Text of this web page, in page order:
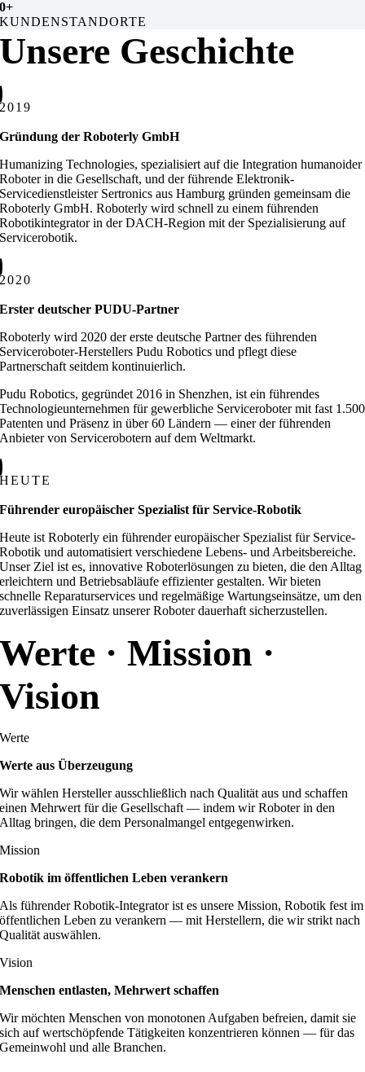
0+
KUNDENSTANDORTE
Unsere Geschichte
2019
Gründung der Roboterly GmbH
Humanizing Technologies, spezialisiert auf die Integration humanoider
Roboter in die Gesellschaft, und der führende Elektronik-
Servicedienstleister Sertronics aus Hamburg gründen gemeinsam die
Roboterly GmbH. Roboterly wird schnell zu einem führenden
Robotikintegrator in der DACH-Region mit der Spezialisierung auf
Servicerobotik.
2020
Erster deutscher PUDU-Partner
Roboterly wird 2020 der erste deutsche Partner des führenden
Serviceroboter-Herstellers Pudu Robotics und pflegt diese
Partnerschaft seitdem kontinuierlich.
Pudu Robotics, gegründet 2016 in Shenzhen, ist ein führendes
Technologieunternehmen für gewerbliche Serviceroboter mit fast 1.500
Patenten und Präsenz in über 60 Ländern — einer der führenden
Anbieter von Servicerobotern auf dem Weltmarkt.
HEUTE
Führender europäischer Spezialist für Service-Robotik
Heute ist Roboterly ein führender europäischer Spezialist für Service-
Robotik und automatisiert verschiedene Lebens- und Arbeitsbereiche.
Unser Ziel ist es, innovative Roboterlösungen zu bieten, die den Alltag
erleichtern und Betriebsabläufe effizienter gestalten. Wir bieten
schnelle Reparaturservices und regelmäßige Wartungseinsätze, um den
zuverlässigen Einsatz unserer Roboter dauerhaft sicherzustellen.
Werte · Mission ·
Vision
Werte
Werte aus Überzeugung
Wir wählen Hersteller ausschließlich nach Qualität aus und schaffen
einen Mehrwert für die Gesellschaft — indem wir Roboter in den
Alltag bringen, die dem Personalmangel entgegenwirken.
Mission
Robotik im öffentlichen Leben verankern
Als führender Robotik-Integrator ist es unsere Mission, Robotik fest im
öffentlichen Leben zu verankern — mit Herstellern, die wir strikt nach
Qualität auswählen.
Vision
Menschen entlasten, Mehrwert schaffen
Wir möchten Menschen von monotonen Aufgaben befreien, damit sie
sich auf wertschöpfende Tätigkeiten konzentrieren können — für das
Gemeinwohl und alle Branchen.